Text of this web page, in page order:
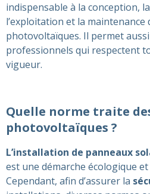
indispensable à la conception,
l’exploitation et la maintenance
photovoltaïques. Il permet aussi
professionnels qui respectent
vigueur.
Quelle norme traite
photovoltaïques ?
L’installation de panneaux
est une démarche écologique et
Cependant, afin d’assurer la